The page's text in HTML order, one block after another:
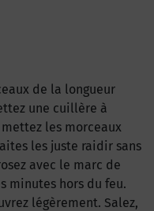
de la longueur
une cuillère à
les morceaux
les juste raidir sans
avec le marc de
minutes hors du feu.
légèrement. Salez,